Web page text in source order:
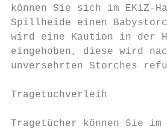
können Sie sich im EKiZ-
Spillheide einen
wird eine Kaution in der
eingehoben, diese wird
unversehrten Storches
Tragetuchverleih
Tragetücher können Sie im